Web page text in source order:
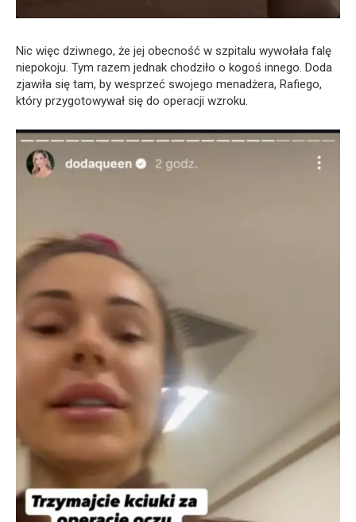
Nic więc dziwnego, że jej obecność w szpitalu wywołała falę
niepokoju. Tym razem jednak chodziło o kogoś innego. Doda
zjawiła się tam, by wesprzeć swojego menadżera, Rafiego,
który przygotowywał się do operacji wzroku.